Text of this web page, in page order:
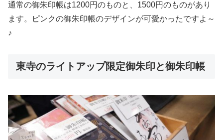
通常の御朱印帳は1200円のものと、1500円のものがあり
ます。ピンクの御朱印帳のデザインが可愛かったですよ～
♪
東寺のライトアップ限定御朱印と御朱印帳